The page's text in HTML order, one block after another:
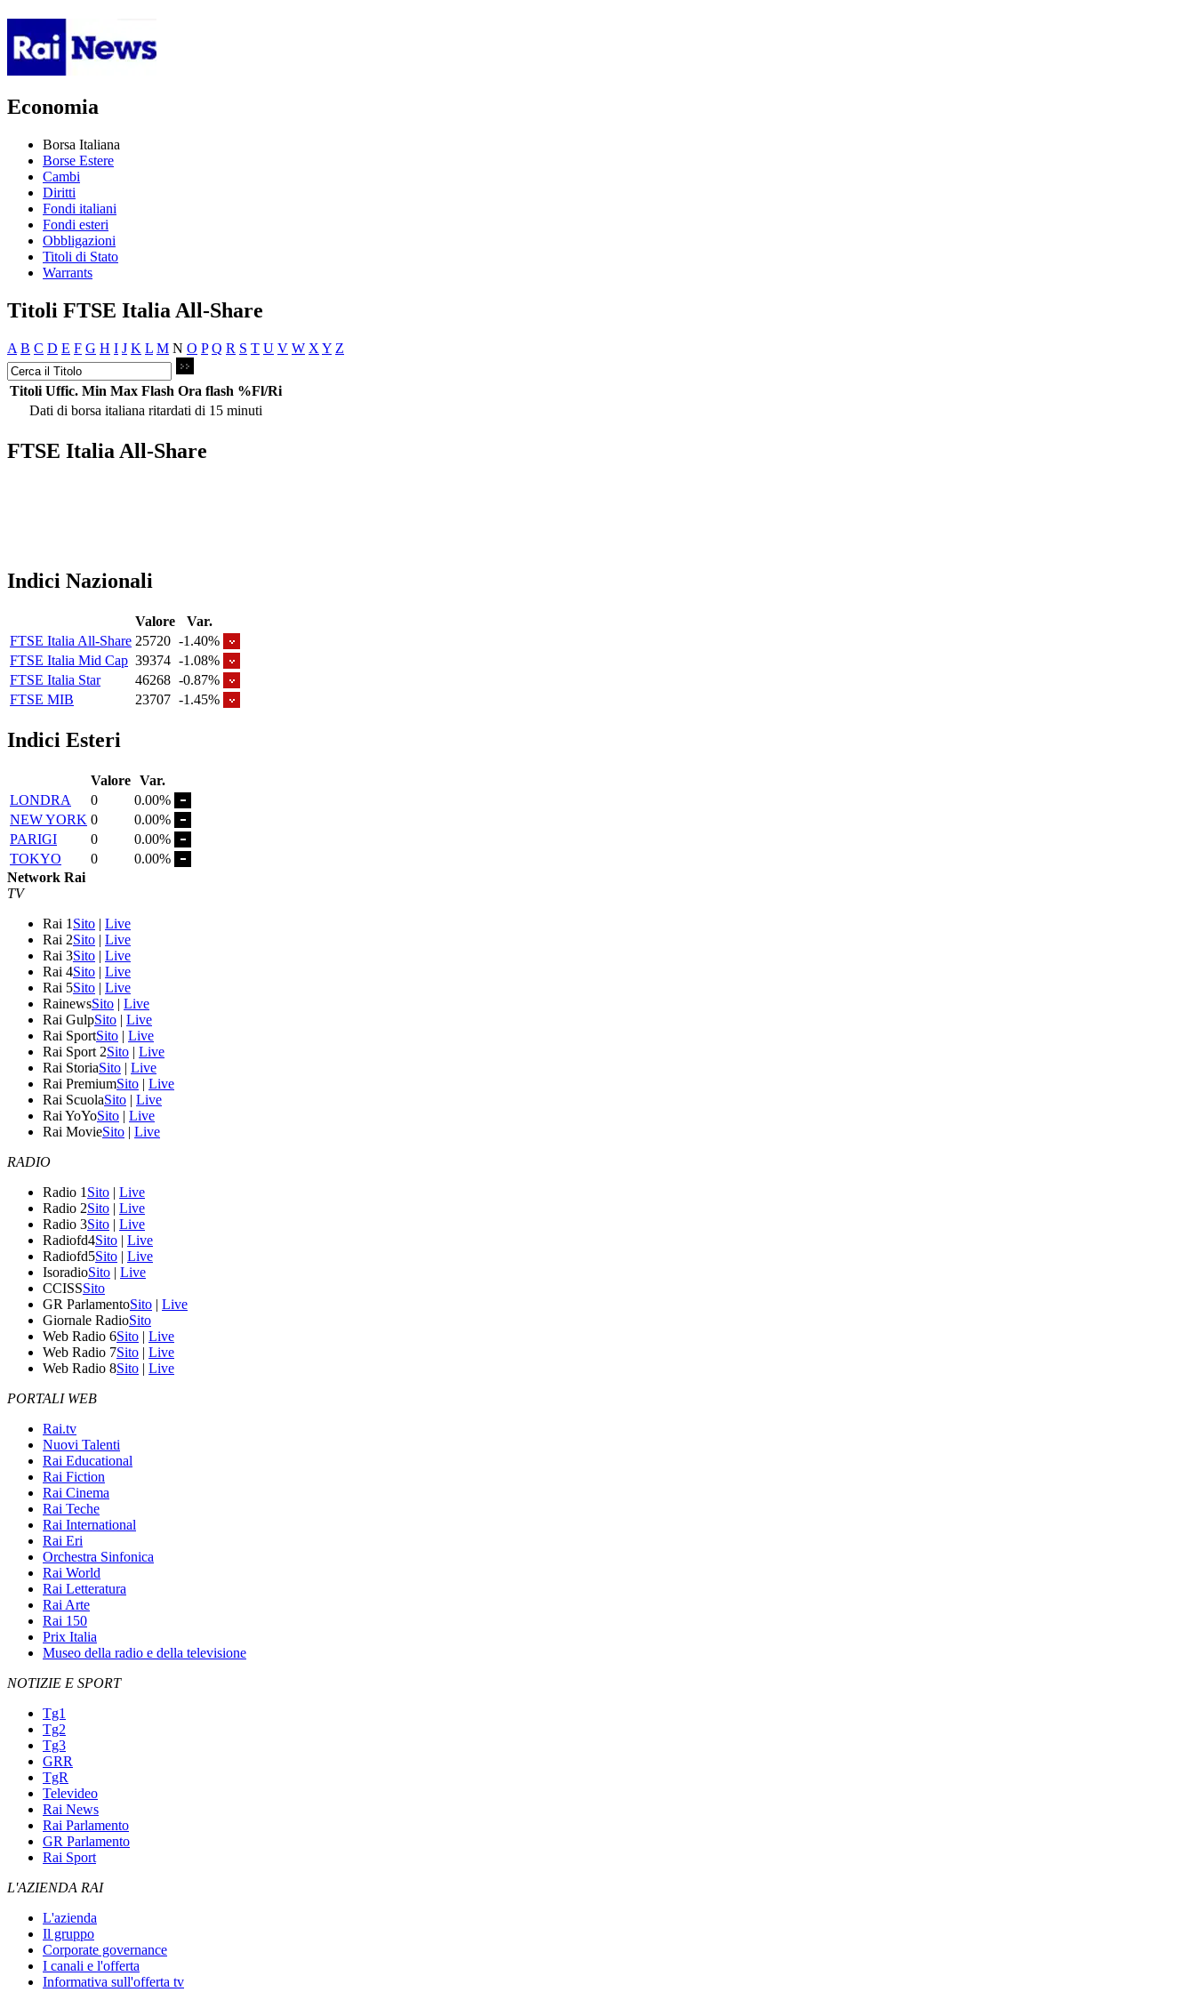
Economia
Borsa Italiana
Borse Estere
Cambi
Diritti
Fondi italiani
Fondi esteri
Obbligazioni
Titoli di Stato
Warrants
Titoli FTSE Italia All-Share
A B C D E F G H I J K L M N O P Q R S T U V W X Y Z
Titoli Uffic. Min Max Flash Ora flash %Fl/Ri
Dati di borsa italiana ritardati di 15 minuti
FTSE Italia All-Share
Indici Nazionali
Valore
Var.
FTSE Italia All-Share 25720 -1.40%
FTSE Italia Mid Cap 39374 -1.08%
FTSE Italia Star
46268 -0.87%
FTSE MIB
23707 -1.45%
Indici Esteri
Valore Var.
LONDRA
0
0.00%
NEW YORK 0
0.00%
PARIGI
0
0.00%
TOKYO
0
0.00%
Network Rai
TV
Rai 1 Sito | Live
Rai 2Sito | Live
Rai 3Sito | Live
Rai 4Sito | Live
Rai 5Sito | Live
RainewsSito | Live
Rai GulpSito | Live
Rai SportSito | Live
Rai Sport 2Sito | Live
Rai StoriaSito | Live
Rai PremiumSito | Live
Rai ScuolaSito | Live
Rai YoYoSito | Live
Rai MovieSito | Live
RADIO
Radio 1 Sito | Live
Radio 2Sito | Live
Radio 3Sito | Live
Radiofd4Sito | Live
Radiofd5Sito | Live
IsoradioSito | Live
CCISSSito
GR ParlamentoSito | Live
Giornale RadioSito
Web Radio 6Sito | Live
Web Radio 7Sito | Live
Web Radio 8Sito | Live
PORTALI WEB
Rai.tv
Nuovi Talenti
Rai Educational
Rai Fiction
Rai Cinema
Rai Teche
Rai International
Rai Eri
Orchestra Sinfonica
Rai World
Rai Letteratura
Rai Arte
Rai 150
Prix Italia
Museo della radio e della televisione
NOTIZIE E SPORT
Tg1
Tg2
Tg3
GRR
TgR
Televideo
Rai News
Rai Parlamento
GR Parlamento
Rai Sport
L'AZIENDA RAI
L'azienda
Il gruppo
Corporate governance
I canali e l'offerta
Informativa sull'offerta tv